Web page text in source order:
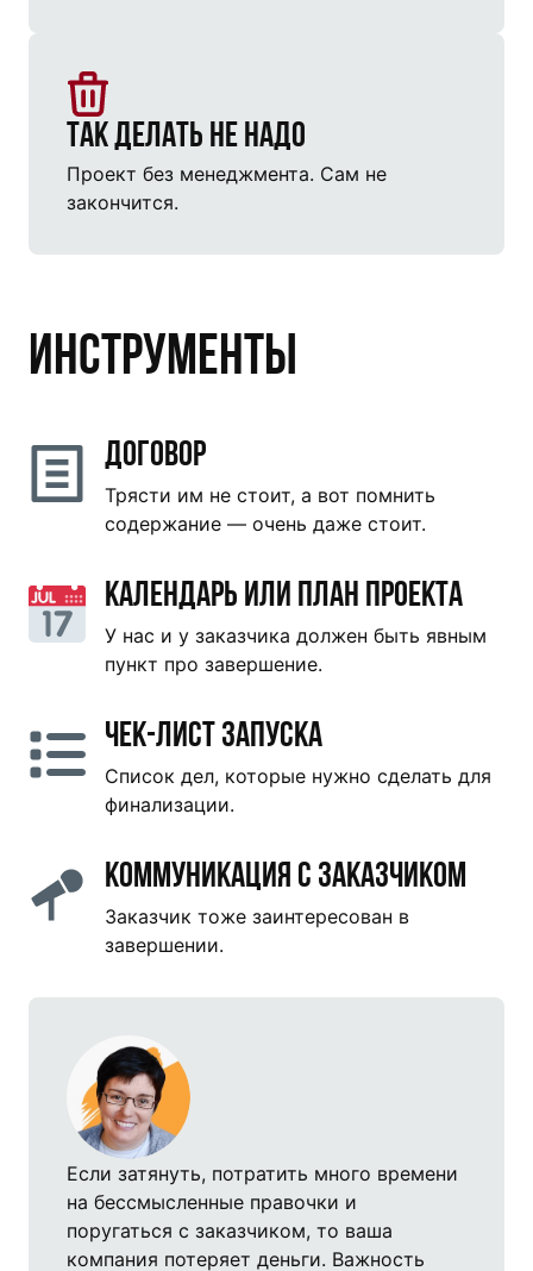
Так делать не надо
Проект без менеджмента. Сам не
закончится.
Инструменты
Договор
Трясти им не стоит, а вот помнить
содержание — очень даже стоит.
Календарь или план проекта
У нас и у заказчика должен быть явным
пункт про завершение.
Чек-лист запуска
Список дел, которые нужно сделать для
финализации.
Коммуникация с заказчиком
Заказчик тоже заинтересован в
завершении.
Если затянуть, потратить много времени
на бессмысленные правочки и
поругаться с заказчиком, то ваша
компания потеряет деньги. Важность